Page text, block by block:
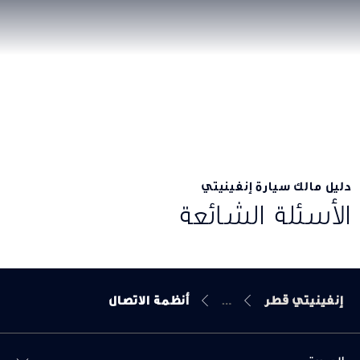
دليل مالك سيارة إنفينيتي
الأسئلة الشائعة
إنفينيتي قطر أنظمة الاتصال